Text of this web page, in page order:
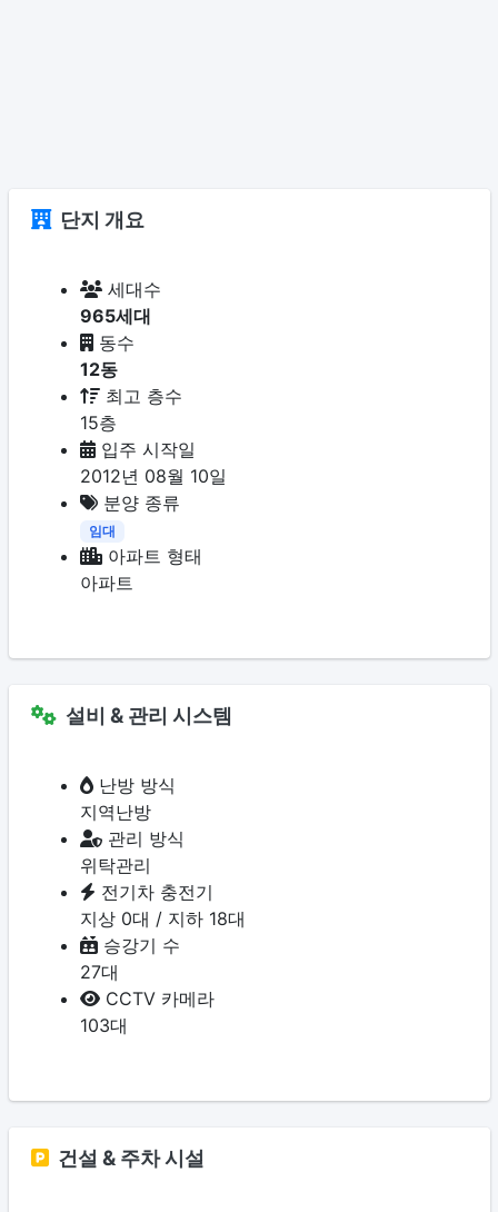
단지 개요
세대수
965세대
동수
12동
최고 층수
15층
입주 시작일
2012년 08월 10일
분양 종류
임대
아파트 형태
아파트
설비 & 관리 시스템
난방 방식
지역난방
관리 방식
위탁관리
전기차 충전기
지상 0대 / 지하 18대
승강기 수
27대
CCTV 카메라
103대
건설 & 주차 시설